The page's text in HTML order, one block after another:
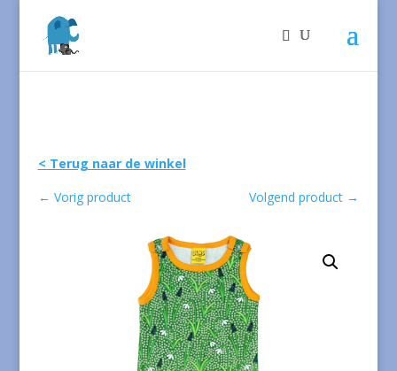
< Terug naar de winkel
← Vorig product Volgend product →